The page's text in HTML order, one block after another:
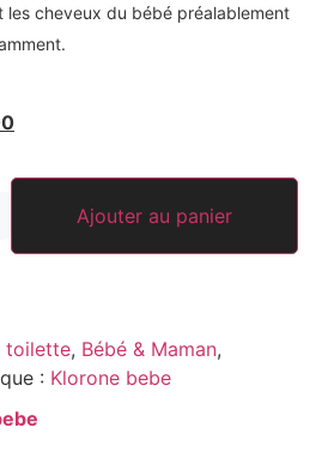
les cheveux du bébé préalablement
Ajouter au panier
toilette, Bébé & Maman,
: Klorone bebe